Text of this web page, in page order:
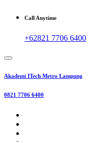
Call Anytime
+62821 7706 6400
Akademi ITech Metro Lampung
0821 7706 6400